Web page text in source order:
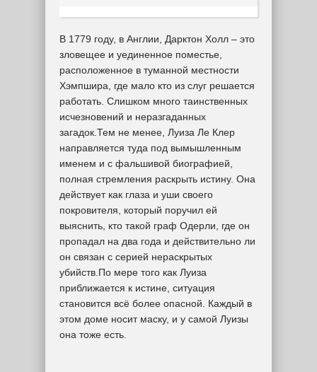
В 1779 году, в Англии, Дарктон Холл – это
зловещее и уединенное поместье,
расположенное в туманной местности
Хэмпшира, где мало кто из слуг решается
работать. Слишком много таинственных
исчезновений и неразгаданных
загадок.Тем не менее, Луиза Ле Клер
направляется туда под вымышленным
именем и с фальшивой биографией,
полная стремления раскрыть истину. Она
действует как глаза и уши своего
покровителя, который поручил ей
выяснить, кто такой граф Одерли, где он
пропадал на два года и действительно ли
он связан с серией нераскрытых
убийств.По мере того как Луиза
приближается к истине, ситуация
становится всё более опасной. Каждый в
этом доме носит маску, и у самой Луизы
она тоже есть.